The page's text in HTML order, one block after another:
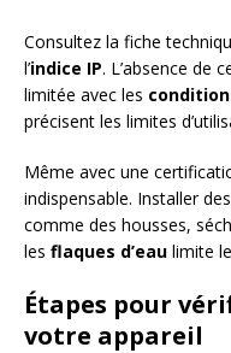
Consultez la fiche
l’indice IP. L’absence de
limitée avec les
précisent les limites
Même avec une
indispensable. Installer des
comme des housses,
les flaques d’eau limite
Étapes pour
votre appareil